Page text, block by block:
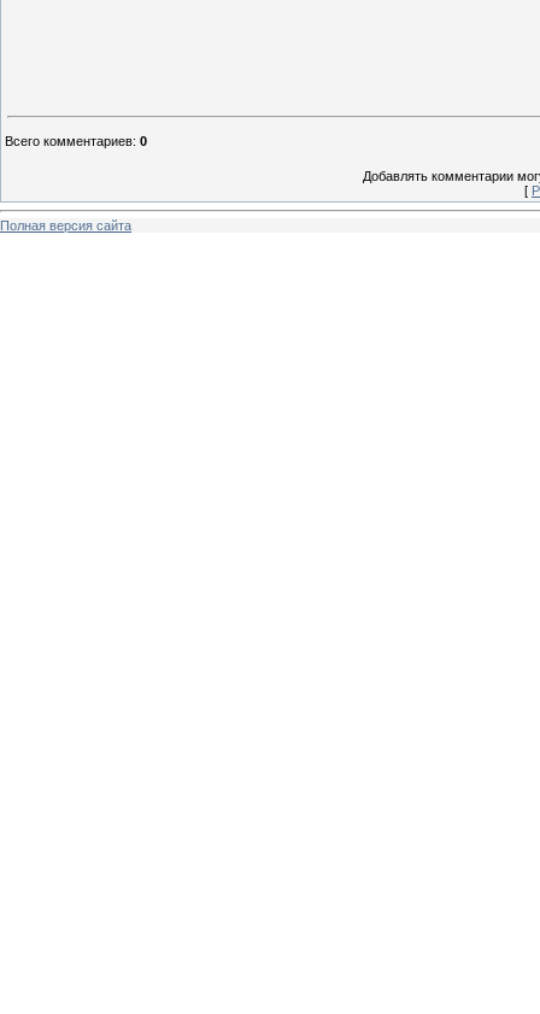
Всего комментариев: 0
Добавлять комментарии
[
Полная версия сайта